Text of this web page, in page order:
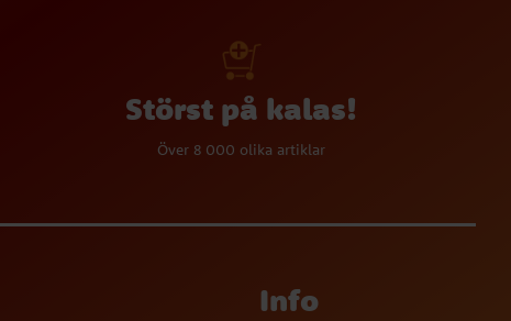
Störst på kalas!
Över 8 000 olika artiklar
Info